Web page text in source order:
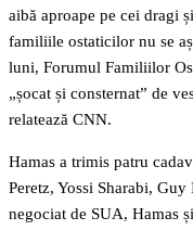
aibă aproape pe cei dragi
familiile ostaticilor nu se
luni, Forumul Familiilor
„șocat și consternat” de
relatează CNN.
Hamas a trimis patru
Peretz, Yossi Sharabi,
negociat de SUA, Hamas